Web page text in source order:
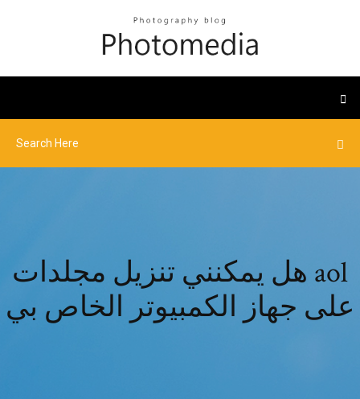
هل يمكنني تنزيل مجلدات aol
على جهاز الكمبيوتر الخاص بي